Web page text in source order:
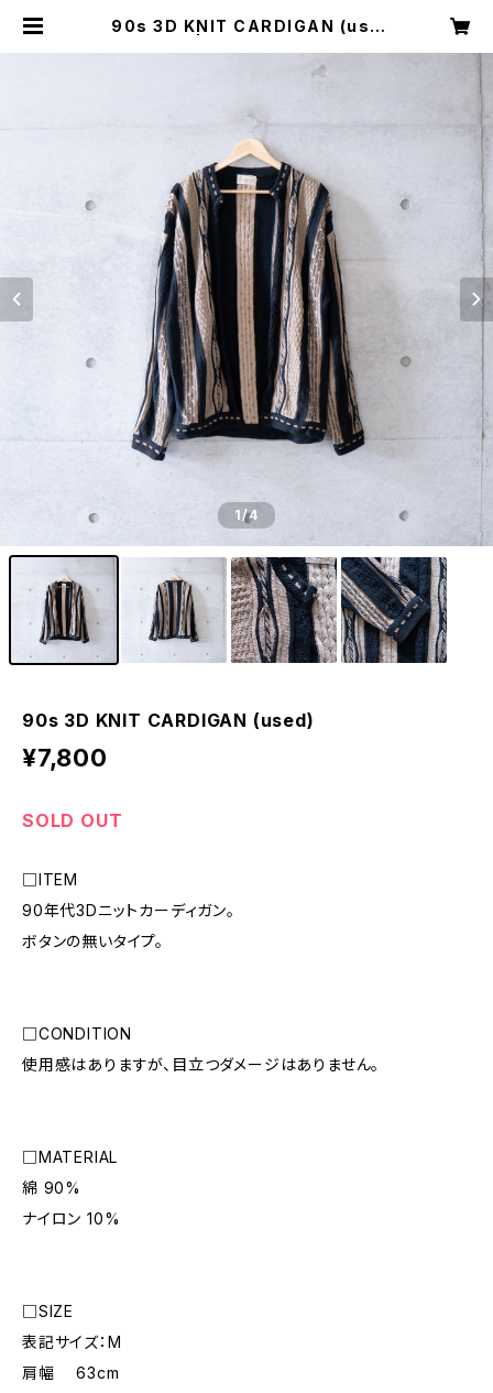
90s 3D KNIT CARDIGAN (use
1/4
90s 3D KNIT CARDIGAN (used)
¥7,800
SOLD OUT
□ITEM
90年代3Dニットカーディガン。
ボタンの無いタイプ。
□CONDITION
使用感はありますが、目立つダメージはありません。
□MATERIAL
綿 90%
ナイロン 10%
□SIZE
表記サイズ：M
肩幅 63cm